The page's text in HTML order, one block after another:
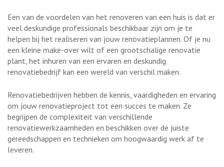
Een van de voordelen van het renoveren van een huis is dat er
veel deskundige professionals beschikbaar zijn om je te
helpen bij het realiseren van jouw renovatieplannen. Of je nu
een kleine make-over wilt of een grootschalige renovatie
plant, het inhuren van een ervaren en deskundig
renovatiebedrijf kan een wereld van verschil maken.
Renovatiebedrijven hebben de kennis, vaardigheden en ervaring
om jouw renovatieproject tot een succes te maken. Ze
begrijpen de complexiteit van verschillende
renovatiewerkzaamheden en beschikken over de juiste
gereedschappen en technieken om hoogwaardig werk af te
leveren.